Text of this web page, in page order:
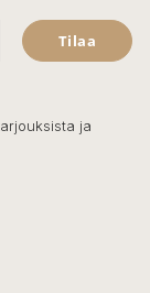
Tilaa
ja